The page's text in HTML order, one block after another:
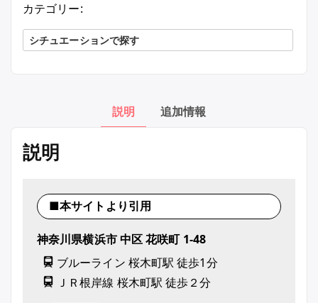
カテゴリー:
シチュエーションで探す
説明 追加情報
説明
■本サイトより引用
神奈川県横浜市 中区 花咲町 1-48
ブルーライン 桜木町駅 徒歩1分
ＪＲ根岸線 桜木町駅 徒歩２分